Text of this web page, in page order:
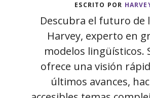
ESCRITO POR
Descubra el futuro de
Harvey, experto en
modelos lingüísticos.
ofrece una visión
últimos avances,